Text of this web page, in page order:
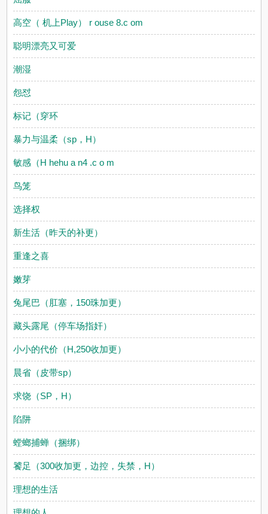
高空（ 机上Play） r ouse 8.c om
聪明漂亮又可爱
潮湿
怨怼
标记（穿环
暴力与温柔（sp，H）
敏感（H hehu a n4 .c o m
鸟笼
选择权
新生活（昨天的补更）
重逢之喜
嫩芽
兔尾巴（肛塞，150珠加更）
藏头露尾（停车场指奸）
小小的代价（H,250收加更）
晨省（皮带sp）
求饶（SP，H）
陷阱
螳螂捕蝉（捆绑）
饕足（300收加更，边控，失禁，H）
理想的生活